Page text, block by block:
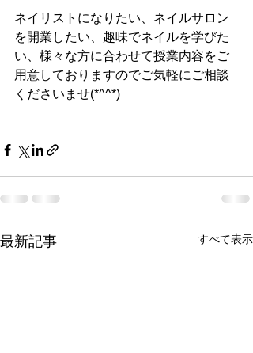
ネイリストになりたい、ネイルサロン
を開業したい、趣味でネイルを学びた
い、様々な方に合わせて授業内容をご
用意しておりますのでご気軽にご相談
くださいませ(*^^*)
最新記事 すべて表示